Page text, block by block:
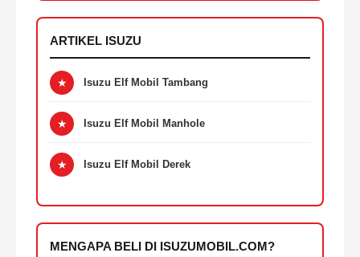
ARTIKEL ISUZU
★ Isuzu Elf Mobil Tambang
★ Isuzu Elf Mobil Manhole
★ Isuzu Elf Mobil Derek
MENGAPA BELI DI ISUZUMOBIL.COM?